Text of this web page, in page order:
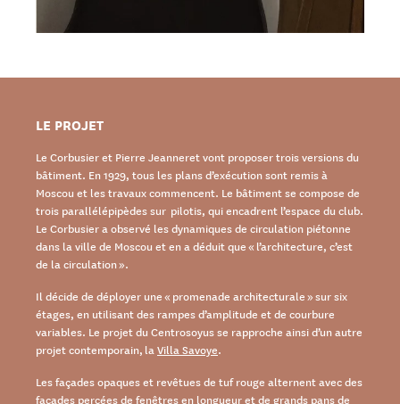
LE PROJET
Le Corbusier et Pierre Jeanneret vont proposer trois versions du
bâtiment. En 1929, tous les plans d’exécution sont remis à
Moscou et les travaux commencent. Le bâtiment se compose de
trois parallélépipèdes sur pilotis, qui encadrent l’espace du club.
Le Corbusier a observé les dynamiques de circulation piétonne
dans la ville de Moscou et en a déduit que « l’architecture, c’est
de la circulation ».
Il décide de déployer une « promenade architecturale » sur six
étages, en utilisant des rampes d’amplitude et de courbure
variables. Le projet du Centrosoyus se rapproche ainsi d’un autre
projet contemporain, laVilla Savoye.
Les façades opaques et revêtues de tuf rouge alternent avec des
façades percées de fenêtres en longueur et de grands pans de